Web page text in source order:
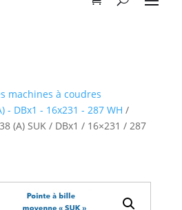
machines à coudres
- DBx1 - 16x231 - 287 WH /
(A) SUK / DBx1 / 16×231 / 287